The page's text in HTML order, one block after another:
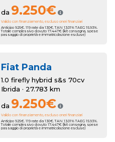
da 9.250€
Valido con finanziamento, escluso oneri finanziari
Anticipo 925€. 119 rate da 130€. TAN 13.01% TAEG 15.93%.
Totale complessivo dovuto 17.447€ (kit consegna, spese
passaggio di proprietà e immatricolazione escluse)
Fiat Panda
1.0 firefly hybrid s&s 70cv
Ibrida · 27.783 km
da 9.250€
Valido con finanziamento, escluso oneri finanziari
Anticipo 925€. 119 rate da 130€. TAN 13.01% TAEG 15.93%.
Totale complessivo dovuto 17.447€ (kit consegna, spese
passaggio di proprietà e immatricolazione escluse)